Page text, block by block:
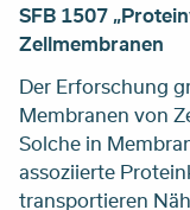
SFB 1507
Zellmembranen
Der Erforschung
Membranen von
Solche in
assoziierte
transportieren